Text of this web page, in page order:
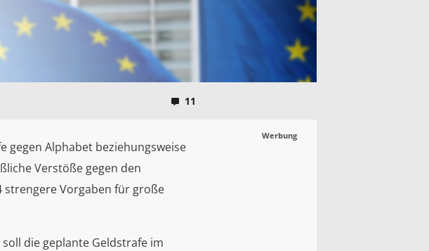
11
Werbung
gegen Alphabet beziehungsweise
Verstöße gegen den
strengere Vorgaben für große
die geplante Geldstrafe im